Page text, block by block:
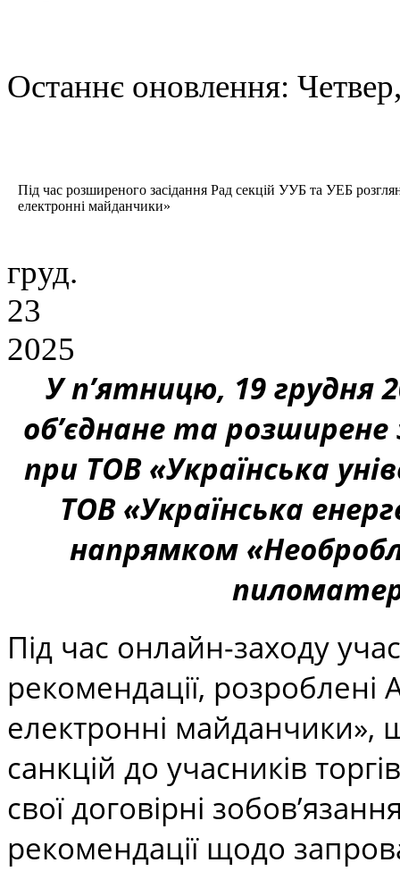
Останнє оновлення:
Під час розширеного засідання Рад секцій УУБ та УЕБ
електронні майданчики»
груд.
23
2025
У п’ятницю, 19 грудня
об’єднане та розширене
при ТОВ «Українська
ТОВ «Українська
напрямком
Під час онлайн-заходу
рекомендації, розроблені
електронні майданчики»,
санкцій до учасників
свої договірні
рекомендації щодо